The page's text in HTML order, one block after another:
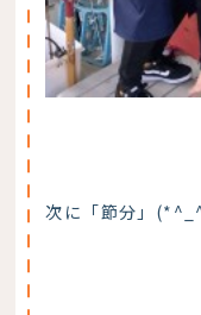
次に「節分」